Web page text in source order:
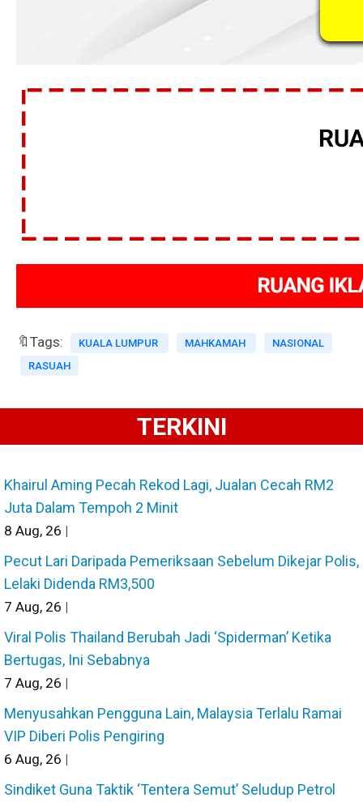
🔖Tags: KUALA LUMPUR MAHKAMAH
NASIONAL
RASUAH
TERKINI
Khairul Aming Pecah Rekod Lagi, Jualan Cecah RM2
Juta Dalam Tempoh 2 Minit
8 Aug, 26 |
Pecut Lari Daripada Pemeriksaan Sebelum Dikejar Polis,
Lelaki Didenda RM3,500
7 Aug, 26 |
Viral Polis Thailand Berubah Jadi ‘Spiderman’ Ketika
Bertugas, Ini Sebabnya
7 Aug, 26 |
Menyusahkan Pengguna Lain, Malaysia Terlalu Ramai
VIP Diberi Polis Pengiring
6 Aug, 26 |
Sindiket Guna Taktik ‘Tentera Semut’ Seludup Petrol